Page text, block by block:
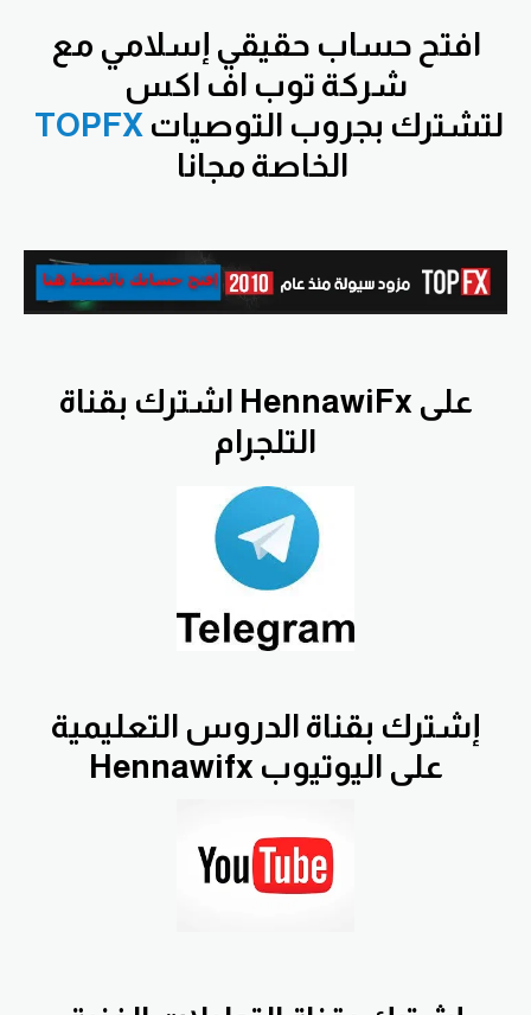
افتح حساب حقيقي إسلامي مع
شركة توب اف اكس
TOPFX
اشترك بقناة HennawiFx على
التلجرام
إشترك بقناة الدروس التعليمية
Hennawifx على اليوتيوب